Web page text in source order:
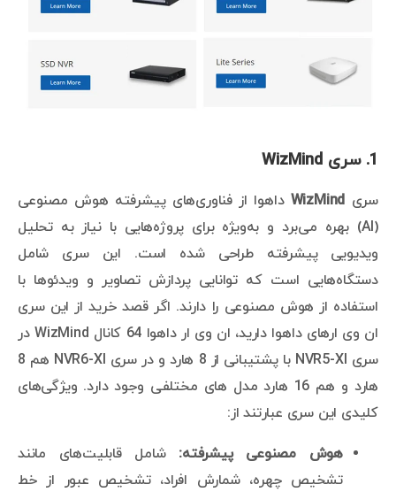
1. سری WizMind
سری WizMind داهوا از فناوری‌های پیشرفته هوش مصنوعی
(AI) بهره می‌برد و به‌ویژه برای پروژه‌هایی با نیاز به تحلیل
ویدیویی پیشرفته طراحی شده است. این سری شامل
دستگاه‌هایی است که توانایی پردازش تصاویر و ویدئوها با
استفاده از هوش مصنوعی را دارند. اگر قصد خرید از این سری
ان وی ارهای داهوا دارید، ان وی ار داهوا 64 کانال WizMind در
سری NVR5-XI با پشتیبانی از 8 هارد و در سری NVR6-XI هم 8
هارد و هم 16 هارد مدل های مختلفی وجود دارد. ویژگی‌های
کلیدی این سری عبارتند از:
هوش مصنوعی پیشرفته: شامل قابلیت‌های مانند
تشخیص چهره، شمارش افراد، تشخیص عبور از خط